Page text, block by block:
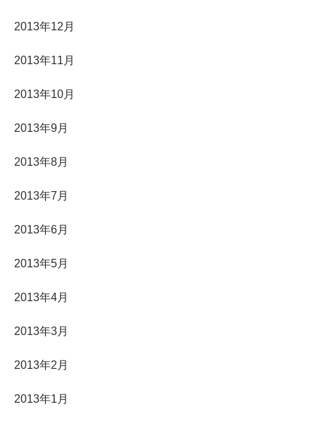
2013年12月
2013年11月
2013年10月
2013年9月
2013年8月
2013年7月
2013年6月
2013年5月
2013年4月
2013年3月
2013年2月
2013年1月